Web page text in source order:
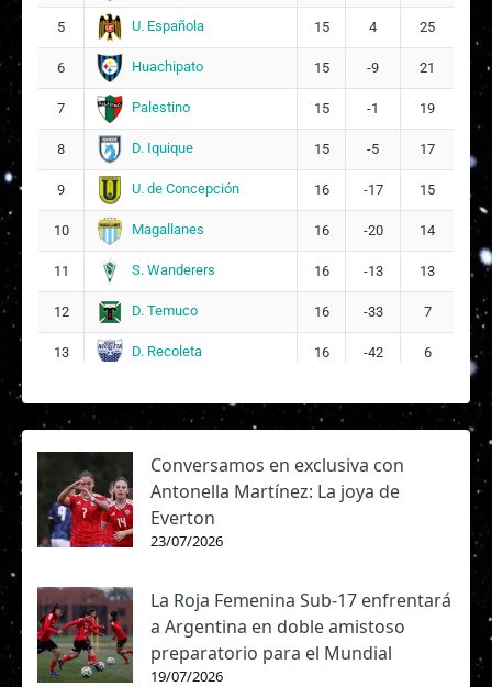
5 U. Española 15 4 25
6 Huachipato 15 -9 21
7 Palestino 15 -1 19
8 D. Iquique 15 -5 17
9 U. de Concepción 16 -17 15
10 Magallanes 16 -20 14
11 S. Wanderers 16 -13 13
12 D. Temuco 16 -33 7
13 D. Recoleta 16 -42 6
Conversamos en exclusiva con
Antonella Martínez: La joya de
Everton
23/07/2026
La Roja Femenina Sub-17 enfrentará
a Argentina en doble amistoso
preparatorio para el Mundial
19/07/2026